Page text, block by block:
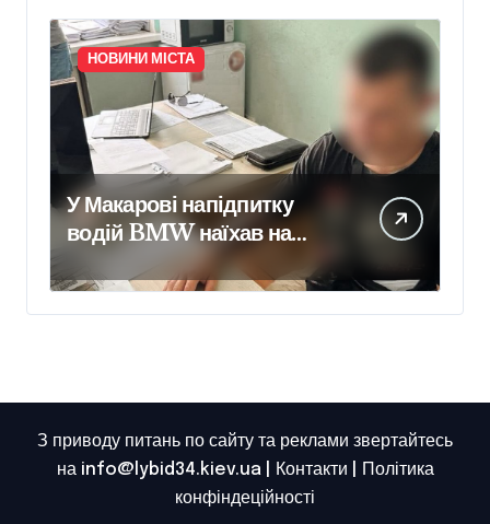
НОВИНИ МІСТА
У Макарові напідпитку
водій BMW наїхав на
мотоцикл із двома
підлітками: йому
повідомили про підозру
З приводу питань по сайту та реклами звертайтесь
на info@lybid34.kiev.ua |
Контакти
Політика
конфіндеційності